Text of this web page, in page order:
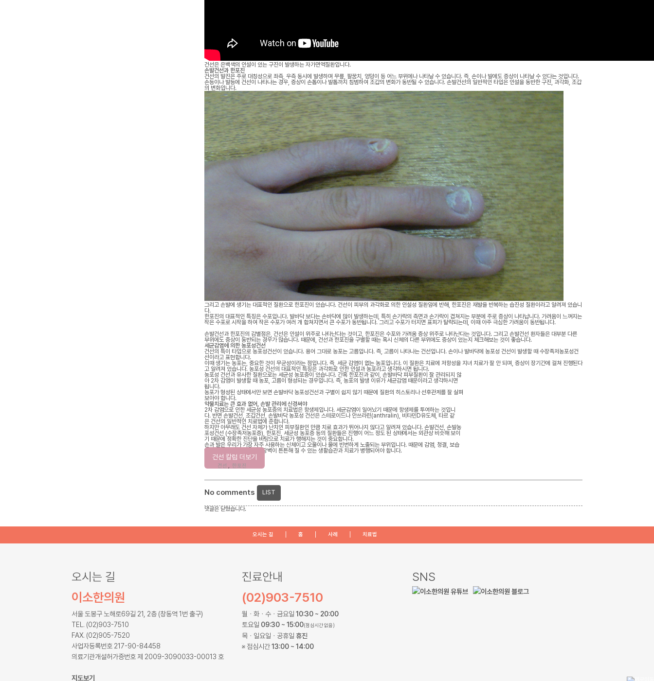
건선은 은백색의 인설이 있는 구진이 발생하는 자가면역질환입니다.
손발건선과 한포진
건선의 발진은 주로 대칭성으로 좌측, 우측 동시에 발생하며 무릎, 팔꿈치, 엉덩이 등 어느 부위에나 나타날 수 있습니다. 즉, 손이나 발에도 증상이 나타날 수 있다는 것입니다.
손등이나 발등에 건선이 나타나는 경우, 증상이 손톱이나 발톱까지 침범하여 조갑의 변화가 동반될 수 있습니다. 손발건선의 일반적인 타입은 인설을 동반한 구진, 과각화, 조갑
의 변화입니다.
그리고 손발에 생기는 대표적인 질환으로 한포진이 있습니다. 건선이 피부의 과각화로 의한 인설성 질환임에 반해, 한포진은 재발을 반복하는 습진성 질환이라고 알려져 있습니
다.
한포진의 대표적인 특징은 수포입니다. 발바닥 보다는 손바닥에 많이 발생하는데, 특히 손가락의 측면과 손가락이 겹쳐지는 부분에 주로 증상이 나타납니다. 가려움이 느껴지는
작은 수포로 시작을 하여 작은 수포가 여러 개 합쳐지면서 큰 수포가 동반됩니다. 그리고 수포가 터지면 표피가 탈락되는데, 이때 아주 극심한 가려움이 동반됩니다.
손발건선과 한포진의 감별점은, 건선은 인설이 위주로 나타난다는 것이고, 한포진은 수포와 가려움 증상 위주로 나타난다는 것입니다. 그리고 손발건선 환자들은 대부분 다른
부위에도 증상이 동반되는 경우가 많습니다. 때문에, 건선과 한포진을 구별할 때는 혹시 신체의 다른 부위에도 증상이 있는지 체크해보는 것이 좋습니다.
세균감염에 의한 농포성건선
건선의 특이 타입으로 농포성건선이 있습니다. 용어 그대로 농포는 고름입니다. 즉, 고름이 나타나는 건선입니다. 손이나 발바닥에 농포성 건선이 발생할 때 수장족저농포성건
선이라고 표현합니다.
이때 생기는 농포는, 중요한 것이 무균성이라는 점입니다. 즉, 세균 감염이 없는 농포입니다. 이 질환은 치료에 저항성을 지녀 치료가 잘 안 되며, 증상이 장기간에 걸쳐 진행된다
고 알려져 있습니다. 농포성 건선의 대표적인 특징은 과각화로 인한 인설과 농포라고 생각하시면 됩니다.
농포성 건선과 유사한 질환으로는 세균성 농포증이 있습니다. 간혹 한포진과 같이, 손발바닥 피부질환이 잘 관리되지 않
아 2차 감염이 발생할 때 농포, 고름이 형성되는 경우입니다. 즉, 농포의 발생 이유가 세균감염 때문이라고 생각하시면
됩니다.
농포가 형성된 상태에서만 보면 손발바닥 농포성건선과 구별이 쉽지 않기 때문에 질환의 히스토리나 선후관계를 잘 살펴
보아야 합니다.
약물치료는 큰 효과 없어, 손발 관리에 신경써야
2차 감염으로 인한 세균성 농포증의 치료법은 항생제입니다. 세균감염이 일어났기 때문에 항생제를 투여하는 것입니
다. 반면 손발건선, 조갑건선, 손발바닥 농포성 건선은 스테로이드나 안쓰라린(anthralin), 비타민D유도체, 타르 같
은 건선의 일반적인 치료법에 준합니다.
하지만 아무래도 건선 자체가 난치인 피부질환인 만큼 치료 효과가 뛰어나지 않다고 알려져 있습니다. 손발건선, 손발농
포성건선 (수장족저농포증), 한포진, 세균성 농포증 등의 질환들은 진행이 어느 정도 된 상태에서는 외관상 비슷해 보이
기 때문에 정확한 진단을 바탕으로 치료가 행해지는 것이 중요합니다.
손과 발은 우리가 가장 자주 사용하는 신체이고 오물이나 물에 빈번하게 노출되는 부위입니다. 때문에 감염, 청결, 보습
에 신경써주어야 하며 피부장벽이 튼튼해 질 수 있는 생활습관과 치료가 병행되어야 합니다.
건선 칼럼 더보기
건선 , 한포진
No comments LIST
댓글은 닫혔습니다.
오시는 길 홈 사례 치료법
오시는 길
이소한의원
서울 도봉구 노해로69길 21, 2층 (창동역 1번 출구)
TEL. (02)903-7510
FAX. (02)905-7520
사업자등록번호 217-90-84458
의료기관개설허가증번호 제 2009-3090033-00013 호
지도보기
진료안내
(02)903-7510
월ㆍ화ㆍ수ㆍ금요일 10:30 ~ 20:00
토요일 09:30 ~ 15:00(점심시간 없음)
목ㆍ일요일ㆍ공휴일 휴진
※ 점심시간13:00 ~ 14:00
SNS